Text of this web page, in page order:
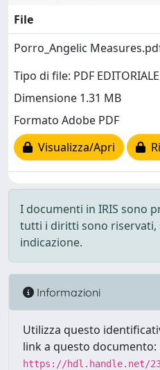
File
Porro_Angelic
Tipo di file: PDF EDITORIALE
Dimensione 1.31 MB
Formato Adobe PDF
Visualizza/Apri
I documenti in IRIS sono
tutti i diritti sono riservati,
indicazione.
Informazioni
Utilizza questo
link a questo documento:
https://hdl.handle.net/